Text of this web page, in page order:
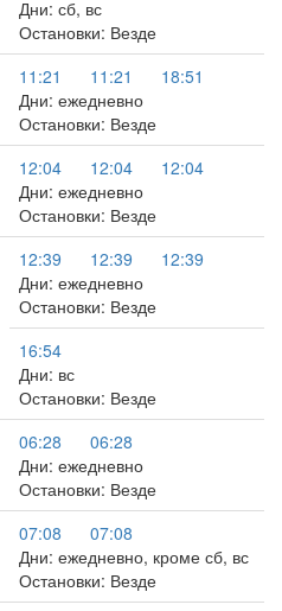
Дни: сб, вс
Остановки: Везде
11:21 11:21
18:51
Дни: ежедневно
Остановки: Везде
12:04 12:04
12:04
Дни: ежедневно
Остановки: Везде
12:39 12:39
12:39
Дни: ежедневно
Остановки: Везде
16:54
Дни: вс
Остановки: Везде
06:28
06:28
Дни: ежедневно
Остановки: Везде
07:08
07:08
Дни: ежедневно, кроме сб, вс
Остановки: Везде